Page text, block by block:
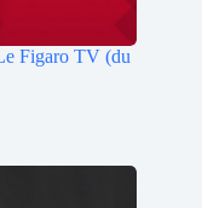
Figaro TV (du